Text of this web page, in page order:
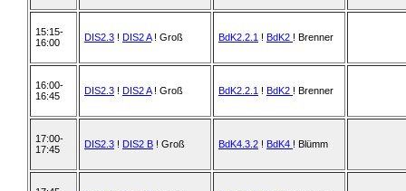
15:15-
16:00
DIS2.3 ! DIS2 A! Groß BdK2.2.1 ! BdK2 ! Brenner
16:00-
16:45
DIS2.3 ! DIS2 A! Groß BdK2.2.1 ! BdK2 ! Brenner
17:00-
17:45
DIS2.3 ! DIS2 B ! Groß BdK4.3.2 ! BdK4 ! Blümm